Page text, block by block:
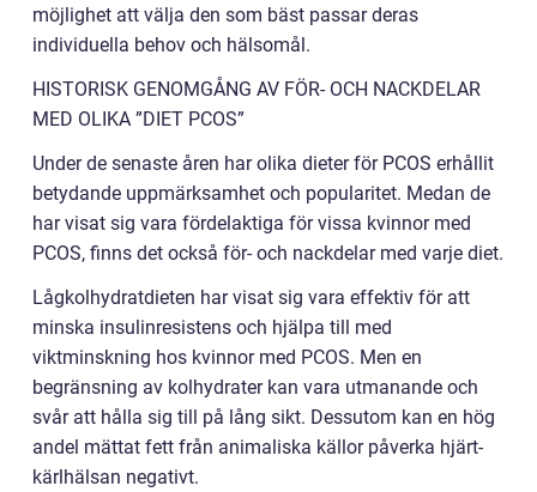
möjlighet att välja den som bäst passar deras
individuella behov och hälsomål.
HISTORISK GENOMGÅNG AV FÖR- OCH NACKDELAR
MED OLIKA ”DIET PCOS”
Under de senaste åren har olika dieter för PCOS erhållit
betydande uppmärksamhet och popularitet. Medan de
har visat sig vara fördelaktiga för vissa kvinnor med
PCOS, finns det också för- och nackdelar med varje diet.
Lågkolhydratdieten har visat sig vara effektiv för att
minska insulinresistens och hjälpa till med
viktminskning hos kvinnor med PCOS. Men en
begränsning av kolhydrater kan vara utmanande och
svår att hålla sig till på lång sikt. Dessutom kan en hög
andel mättat fett från animaliska källor påverka hjärt-
kärlhälsan negativt.